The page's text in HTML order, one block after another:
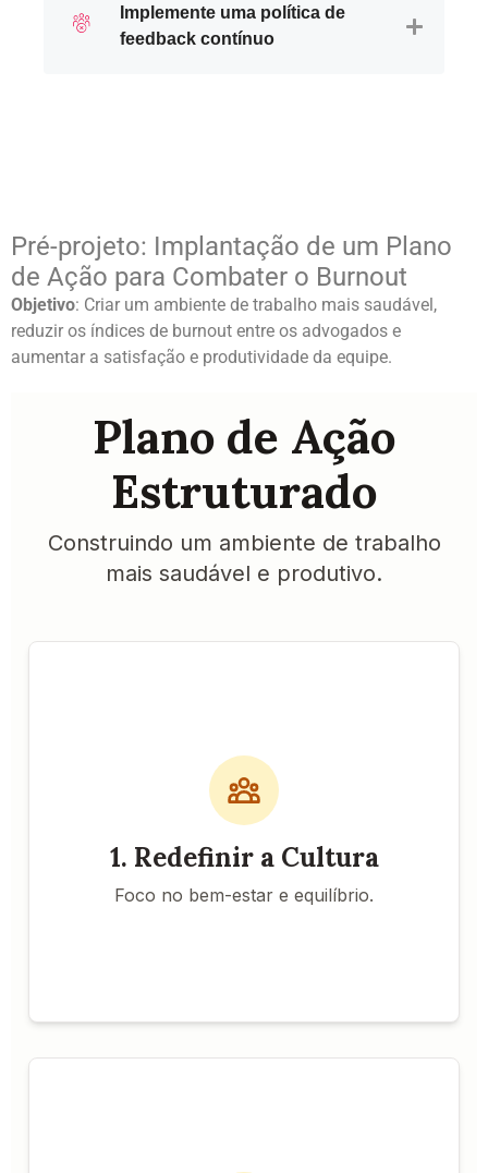
Implemente uma política de
feedback contínuo
Pré-projeto: Implantação de um Plano
de Ação para Combater o Burnout
Objetivo: Criar um ambiente de trabalho mais saudável,
reduzir os índices de burnout entre os advogados e
aumentar a satisfação e produtividade da equipe.
Plano de Ação
Estruturado
Construindo um ambiente de trabalho
mais saudável e produtivo.
1. Redefinir a Cultura
Foco no bem-estar e equilíbrio.
Workshops de Bem-Estar:
gestão de estresse e saúde mental.
Espaços de Descompressão:
Flexibilidade:
Implementar políticas de trabalho
flexíveis e remotas.